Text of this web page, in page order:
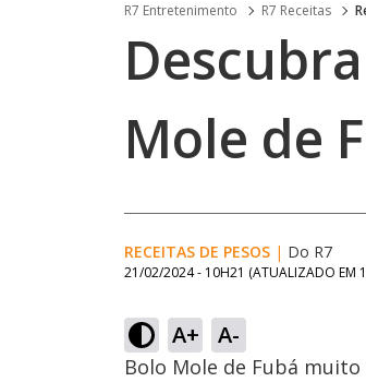
R7 Entretenimento R7 Receitas
Mole de
RECEITAS DE PESOS | Do R7
21/02/2024 - 10H21 (ATUALIZADO EM
A+ A-
Bolo Mole de Fubá